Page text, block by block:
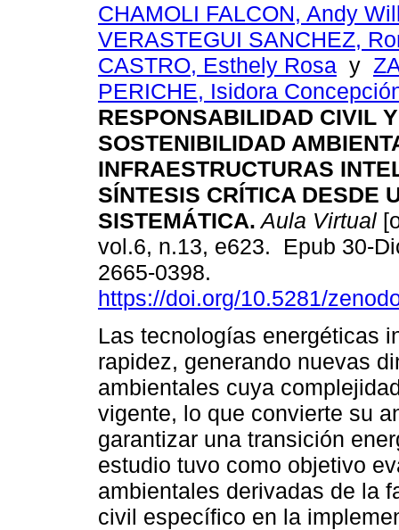
CHAMOLI FALCON, Andy
VERASTEGUI SANCHEZ,
CASTRO, Esthely Rosa y
PERICHE, Isidora
RESPONSABILIDAD CIVIL Y
SOSTENIBILIDAD
INFRAESTRUCTURAS
SÍNTESIS CRÍTICA DESDE
SISTEMÁTICA. Aula Virtual
vol.6, n.13, e623. Epub 30-
2665-0398.
https://doi.org/10.5281/
Las tecnologías energéticas
rapidez, generando nuevas
ambientales cuya
vigente, lo que convierte su
garantizar una transición
estudio tuvo como objetivo
ambientales derivadas de la
civil específico en la